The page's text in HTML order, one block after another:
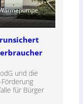
und die
für Bürger